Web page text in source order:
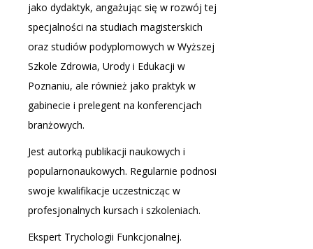
jako dydaktyk, angażując się w rozwój tej
specjalności na studiach magisterskich
oraz studiów podyplomowych w Wyższej
Szkole Zdrowia, Urody i Edukacji w
Poznaniu, ale również jako praktyk w
gabinecie i prelegent na konferencjach
branżowych.
Jest autorką publikacji naukowych i
popularnonaukowych. Regularnie podnosi
swoje kwalifikacje uczestnicząc w
profesjonalnych kursach i szkoleniach.
Ekspert Trychologii Funkcjonalnej.